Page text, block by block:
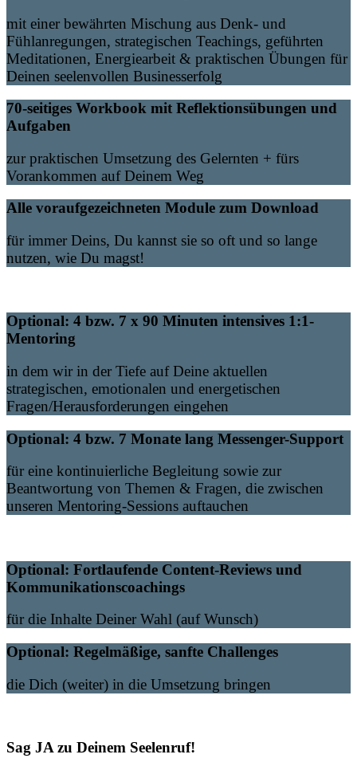
mit einer bewährten Mischung aus Denk- und
Fühlanregungen, strategischen Teachings, geführten
Meditationen, Energiearbeit & praktischen Übungen für
Deinen seelenvollen Businesserfolg
70-seitiges Workbook mit Reflektionsübungen und
Aufgaben
zur praktischen Umsetzung des Gelernten + fürs
Vorankommen auf Deinem Weg
Alle voraufgezeichneten Module zum Download
für immer Deins, Du kannst sie so oft und so lange
nutzen, wie Du magst!
Optional: 4 bzw. 7 x 90 Minuten intensives 1:1-
Mentoring
in dem wir in der Tiefe auf Deine aktuellen
strategischen, emotionalen und energetischen
Fragen/Herausforderungen eingehen
Optional: 4 bzw. 7 Monate lang Messenger-Support
für eine kontinuierliche Begleitung sowie zur
Beantwortung von Themen & Fragen, die zwischen
unseren Mentoring-Sessions auftauchen
Optional: Fortlaufende Content-Reviews und
Kommunikationscoachings
für die Inhalte Deiner Wahl (auf Wunsch)
Optional: Regelmäßige, sanfte Challenges
die Dich (weiter) in die Umsetzung bringen
Sag JA zu Deinem Seelenruf!